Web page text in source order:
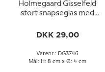
Holmegaard Gisselfeld
stort snapseglas med
DKK 29,00
Varenr.: DG3746
Mål: H: 8 cm x Ø: 4 cm